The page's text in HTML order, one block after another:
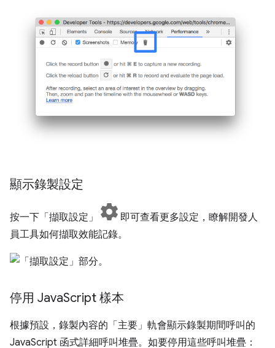
顯示錄製設定
按一下「擷取設定」
即可查看更多設定，瞭解開發人
員工具如何擷取效能記錄。
停用 JavaScript 樣本
根據預設，錄製內容的「主要」 軌會顯示錄製期間呼叫的
JavaScript 函式詳細呼叫堆疊。如要停用這些呼叫堆疊：